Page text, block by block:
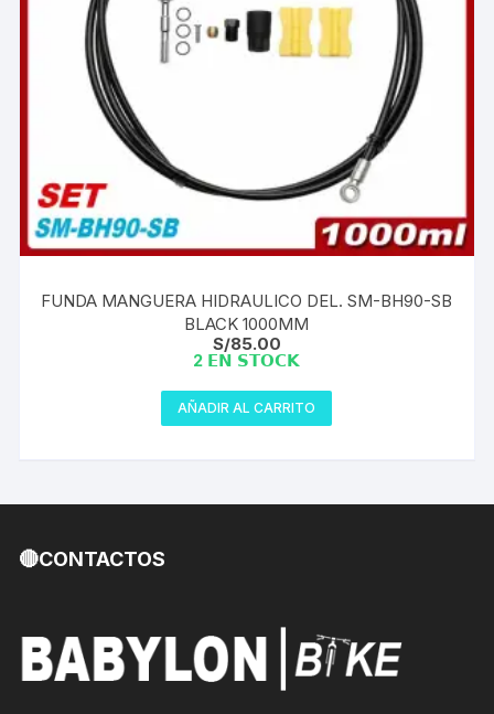
FUNDA MANGUERA HIDRAULICO DEL. SM-BH90-SB
BLACK 1000MM
S/85.00
2 𝗘𝗡 𝗦𝗧𝗢𝗖𝗞
AÑADIR AL CARRITO
🔴CONTACTOS